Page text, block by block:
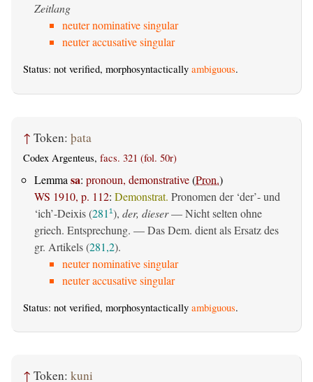
Zeitlang
neuter nominative singular
neuter accusative singular
Status: not verified, morphosyntactically ambiguous.
↑ Token: þata
Codex Argenteus, facs. 321 (fol. 50r)
Lemma sa: pronoun, demonstrative(Pron.)
WS 1910, p. 112: Demonstrat. Pronomen der ‘der’- und
‘ich’-Deixis (281 1), der, dieser— Nicht selten ohne
griech. Entsprechung. — Das Dem. dient als Ersatz des
gr. Artikels (281,2).
neuter nominative singular
neuter accusative singular
Status: not verified, morphosyntactically ambiguous.
↑ Token: kuni